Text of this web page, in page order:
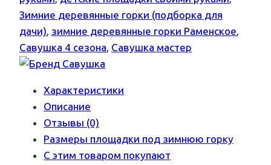
Зимние деревянные горки (подборка для
дачи), зимние деревянные горки Раменское,
Савушка 4 сезона, Савушка мастер
Характеристики
Описание
Отзывы (0)
Размеры площадки под зимнюю горку
С этим товаром покупают